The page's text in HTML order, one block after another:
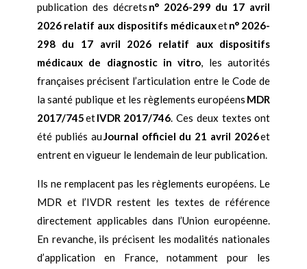
publication des décrets n° 2026-299 du 17 avril
2026 relatif aux dispositifs médicauxetn° 2026-
298 du 17 avril 2026 relatif aux dispositifs
médicaux de diagnostic in vitro, les autorités
françaises précisent l’articulation entre le Code de
la santé publique et les règlements européens MDR
2017/745etIVDR 2017/746. Ces deux textes ont
été publiés auJournal officiel du 21 avril 2026et
entrent en vigueur le lendemain de leur publication.
Ils ne remplacent pas les règlements européens. Le
MDR et l’IVDR restent les textes de référence
directement applicables dans l’Union européenne.
En revanche, ils précisent les modalités nationales
d’application en France, notamment pour les